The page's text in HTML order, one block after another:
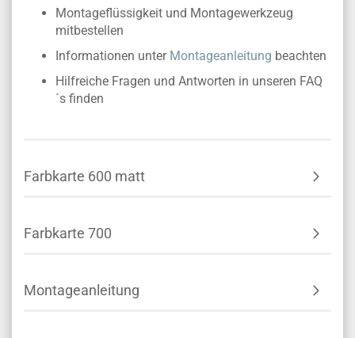
Montageflüssigkeit und Montagewerkzeug
mitbestellen
Informationen unter Montageanleitung beachten
Hilfreiche Fragen und Antworten in unseren FAQ
´s finden
Farbkarte 600 matt
Farbkarte 700
Montageanleitung